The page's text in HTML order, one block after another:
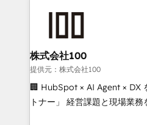
株式会社100
提供元：株式会社100
🏢 HubSpot × AI Agent × DX
トナー」 経営課題と現場業務をつなぐAIネイティブ・エージェ